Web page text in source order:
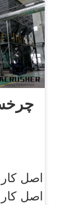
اصل
اصل